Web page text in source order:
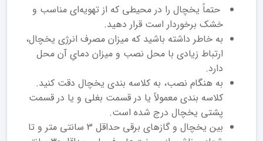
حتماً یخچال را در محیطی که از تهویه‌ای مناسب و
خشک برخوردار است قرار دهید.
به خاطر داشته باشید که میزان مصرف انرژی یخچال،
ارتباط زیادی با محل نصب و میزان دمایِ آن محل
دارد.
به هنگام نصب، به کلاسه بندی یخچال دقت کنید.
کلاسه بندی معمولاً یا در قسمت بغلی و یا در قسمت
پشتی یخچال درج شده است.
بین یخچال و گازهای برقی حداقل 3 سانتی متر و تا